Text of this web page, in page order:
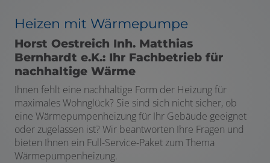
Heizen mit Wärmepumpe
Horst Oestreich Inh. Matthias
Bernhardt e.K.: Ihr Fachbetrieb für
nachhaltige Wärme
Ihnen fehlt eine nachhaltige Form der Heizung für
maximales Wohnglück? Sie sind sich nicht sicher, ob
eine Wärmepumpenheizung für Ihr Gebäude geeignet
oder zugelassen ist? Wir beantworten Ihre Fragen und
bieten Ihnen ein Full-Service-Paket zum Thema
Wärmepumpenheizung.